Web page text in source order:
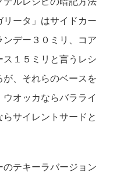
ータ」はサイドカー
デー３０ミリ、コア
１５ミリと言うレシ
、それらのベースを
オッカならバラライ
サイレントサードと
テキーラバージョン